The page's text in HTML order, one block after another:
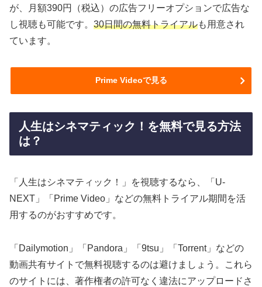
が、月額390円（税込）の広告フリーオプションで広告な
し視聴も可能です。 30日間の無料トライアルも用意され
ています。
Prime Videoで見る
人生はシネマティック！を無料で見る方法
は？
「人生はシネマティック！」を視聴するなら、「U-
NEXT」「Prime Video」などの無料トライアル期間を活
用するのがおすすめです。
「Dailymotion」「Pandora」「9tsu」「Torrent」などの
動画共有サイトで無料視聴するのは避けましょう。これら
のサイトには、著作権者の許可なく違法にアップロードさ